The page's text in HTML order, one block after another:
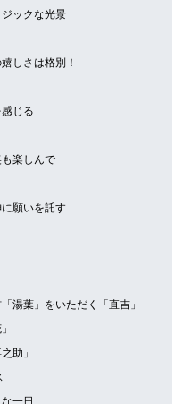
ックな光景
しさは格別！
じる
楽しんで
願いを託す
湯葉」をいただく「直吉」
助」
一日